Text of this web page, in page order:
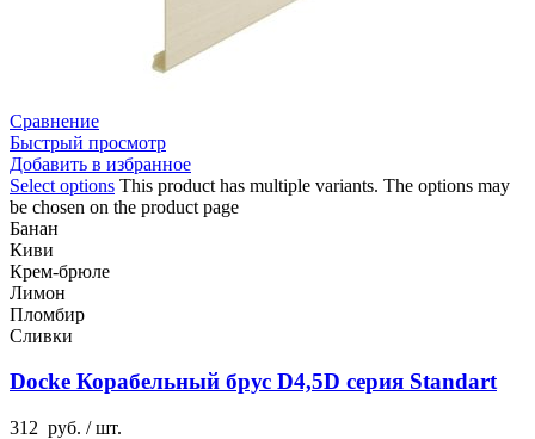
Сравнение
Быстрый просмотр
Добавить в избранное
Select options This product has multiple variants. The options may
be chosen on the product page
Банан
Киви
Крем-брюле
Лимон
Пломбир
Сливки
Docke Корабельный брус D4,5D серия Standart
312 руб. / шт.